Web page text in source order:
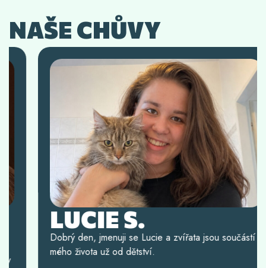
NAŠE CHŮVY
LUCIE S.
Dobrý den, jmenuji se Lucie a zvířata jsou součástí
mého života už od dětství.